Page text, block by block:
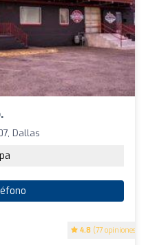
4.8 (77 opiniones)
Dallas